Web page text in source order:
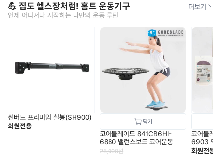
💪 집도 헬스장처럼! 홈트 운동기구
언제 어디서나 시작하는 나만의 운동 루틴
더보기
썬버드 프리미엄 철봉(SH900)
회원전용
코어블레이드 841CB6HI-
6880 밸런스보드 코어운동
25,000원
코어블레
6903 엑
루
회원전용